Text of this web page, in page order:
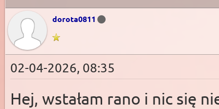
dorota0811
02-04-2026, 08:35
Hej, wstałam rano i nic się